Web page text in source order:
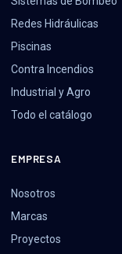
Redes Hidráulicas
Piscinas
Contra Incendios
Industrial y Agro
Todo el catálogo
EMPRESA
Nosotros
Marcas
Proyectos